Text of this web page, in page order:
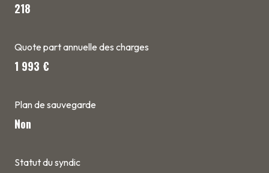
218
Quote part annuelle des charges
1 993 €
Plan de sauvegarde
Non
Statut du syndic